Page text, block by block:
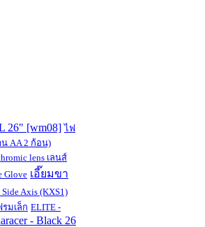
26" [wm08] ไฟ
น AA 2 ก้อน)
lens เลนส์
Glove เอี๊ยมขา
Axis (KXS1)
มเล็ก ELITE -
- Black 26